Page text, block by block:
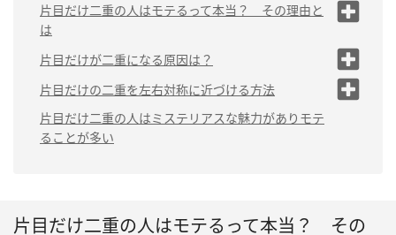
片目だけ二重の人はモテるって本当？ その理由と
は
（1）ミステリアスな印象を与
える
（2）2つの異なる魅力がある
から
（3）自然体の魅力があるから
片目だけが二重になる原因は？
（1）遺伝によるもの
（2）日常生活や習慣による
もの
片目だけの二重を左右対称に近づける方法
（1）ゆがみを解消する
（2）メイクで左右対称に近づ
片目だけ二重の人はミステリアスな魅力がありモテ
ることが多い
片目だけ二重の人はモテるって本当？ その